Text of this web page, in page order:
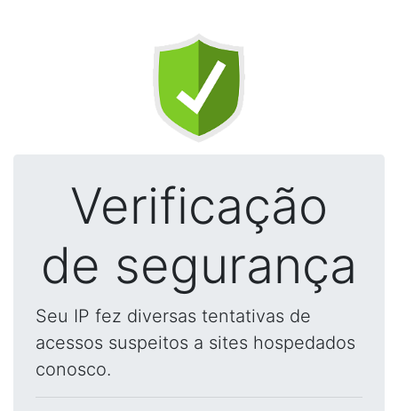
Verificação
de segurança
Seu IP fez diversas tentativas de
acessos suspeitos a sites hospedados
conosco.